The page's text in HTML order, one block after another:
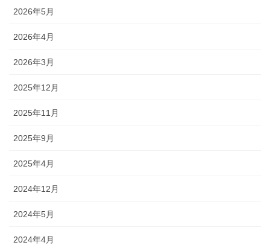
2026年5月
2026年4月
2026年3月
2025年12月
2025年11月
2025年9月
2025年4月
2024年12月
2024年5月
2024年4月